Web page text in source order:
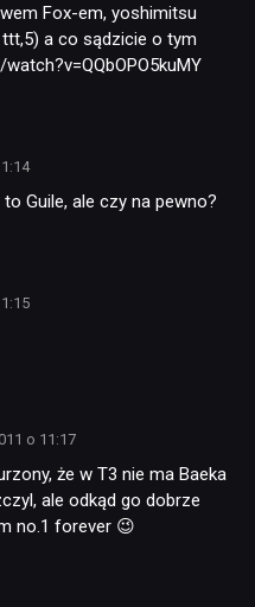
Fox-em, yoshimitsu
ttt,5) a co sądzicie o tym
Guile, ale czy na pewno?
o 11:17
że w T3 nie ma Baeka
ale odkąd go dobrze
no.1 forever 😉